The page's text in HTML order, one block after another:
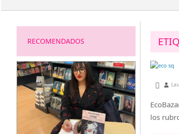
Lau
los
RECOMENDADOS